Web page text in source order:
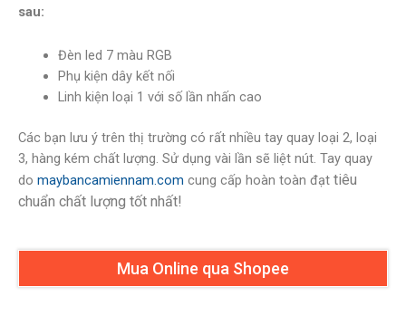
sau:
Đèn led 7 màu RGB
Phụ kiện dây kết nối
Linh kiện loại 1 với số lần nhấn cao
Các bạn lưu ý trên thị trường có rất nhiều tay quay loại 2, loại
3, hàng kém chất lượng. Sử dụng vài lần sẽ liệt nút. Tay quay
do maybancamiennam.com cung cấp hoàn toàn đạt tiêu
chuẩn chất lượng tốt nhất!
Mua Online qua Shopee